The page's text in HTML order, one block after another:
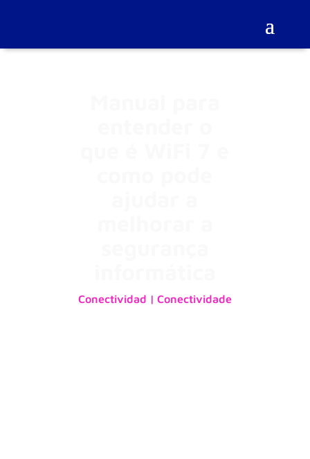
Conectividad | Conectividade